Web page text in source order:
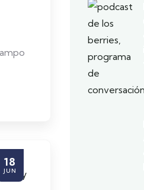
18
JUN